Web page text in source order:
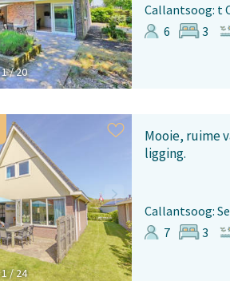
1/20
Callantsoog: t
6
3
1/24
Mooie, ruime
ligging.
Callantsoog:
7
3